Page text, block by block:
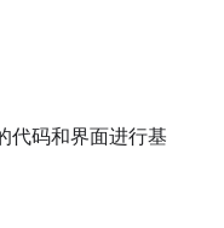
代码和界面进行基